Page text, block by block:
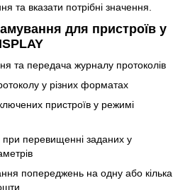
та вказати потрібні значення.
для пристроїв у
та передача журналу протоколів
у різних форматах
пристроїв у режимі
при перевищенні заданих у
попереджень на одну або кілька